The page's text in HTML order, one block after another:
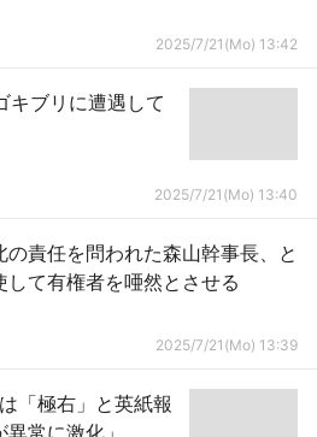
2025/7/21(Mo) 13:42
キブリに遭遇して
2025/7/21(Mo) 13:40
責任を問われた森山幹事長、と
て有権者を唖然とさせる
2025/7/21(Mo) 13:39
「極右」と英紙報
常に激化」